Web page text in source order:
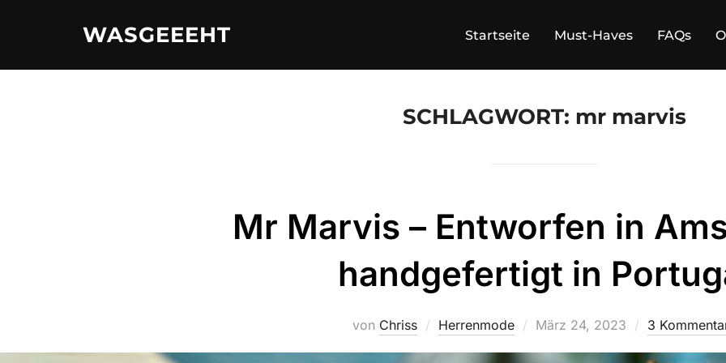
WASGEEEHT Startseite Must-Haves FAQs
SCHLAGWORT: mr marvis
Mr Marvis – Entworfen in
handgefertigt in
von Chriss Herrenmode
Veröffentlicht
März 24, 2023 3